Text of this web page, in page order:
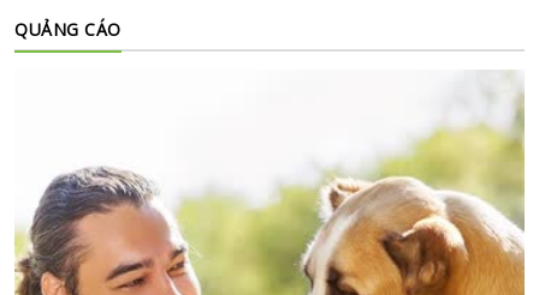
QUẢNG CÁO